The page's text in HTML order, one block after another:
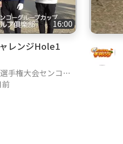
16:00
レンジHole1
手権大会センコー
ンバサダーチャレ